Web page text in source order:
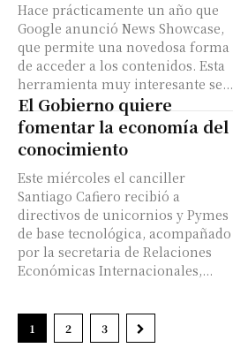
Hace prácticamente un año que
Google anunció News Showcase,
que permite una novedosa forma
de acceder a los contenidos. Esta
herramienta muy interesante se...
El Gobierno quiere
fomentar la economía del
conocimiento
Este miércoles el canciller
Santiago Cafiero recibió a
directivos de unicornios y Pymes
de base tecnológica, acompañado
por la secretaria de Relaciones
Económicas Internacionales,...
1 2 3